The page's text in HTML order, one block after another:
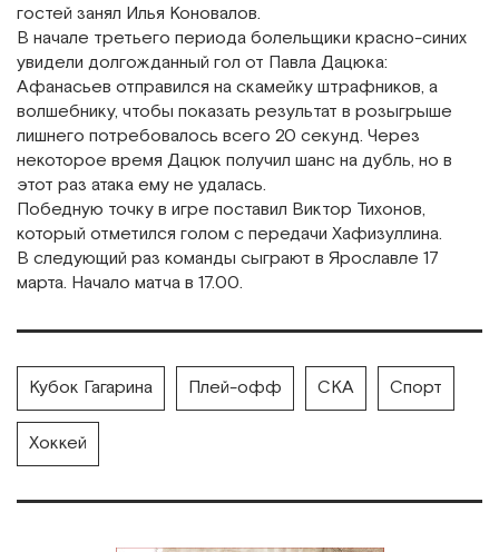
гостей занял Илья Коновалов.
В начале третьего периода болельщики красно-синих
увидели долгожданный гол от Павла Дацюка:
Афанасьев отправился на скамейку штрафников, а
волшебнику, чтобы показать результат в розыгрыше
лишнего потребовалось всего 20 секунд. Через
некоторое время Дацюк получил шанс на дубль, но в
этот раз атака ему не удалась.
Победную точку в игре поставил Виктор Тихонов,
который отметился голом с передачи Хафизуллина.
В следующий раз команды сыграют в Ярославле 17
марта. Начало матча в 17.00.
Кубок Гагарина Плей-офф СКА Спорт
Хоккей